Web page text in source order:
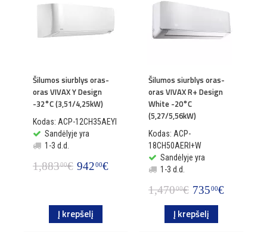
Šilumos siurblys oras-
oras VIVAX Y Design
-32°C (3,51/4,25kW)
Kodas: ACP-12CH35AEYI
Sandėlyje yra
1-3 d.d.
1,88300€ 94200€
Į krepšelį
Šilumos siurblys oras-
oras VIVAX R+ Design
White -20°C
(5,27/5,56kW)
Kodas: ACP-
18CH50AERI+W
Sandėlyje yra
1-3 d.d.
1,47000€ 73500€
Į krepšelį